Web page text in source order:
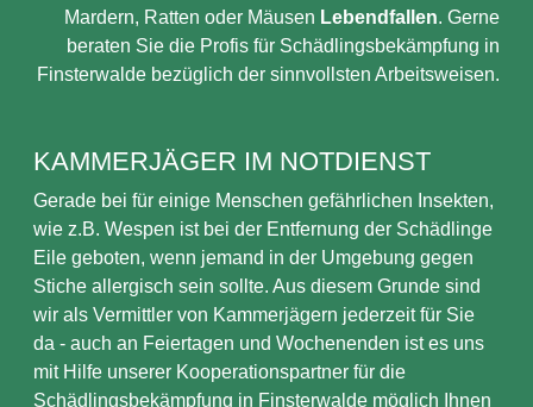
Mardern, Ratten oder Mäusen Lebendfallen. Gerne
beraten Sie die Profis für Schädlingsbekämpfung in
Finsterwalde bezüglich der sinnvollsten Arbeitsweisen.
KAMMERJÄGER IM NOTDIENST
Gerade bei für einige Menschen gefährlichen Insekten,
wie z.B. Wespen ist bei der Entfernung der Schädlinge
Eile geboten, wenn jemand in der Umgebung gegen
Stiche allergisch sein sollte. Aus diesem Grunde sind
wir als Vermittler von Kammerjägern jederzeit für Sie
da - auch an Feiertagen und Wochenenden ist es uns
mit Hilfe unserer Kooperationspartner für die
Schädlingsbekämpfung in Finsterwalde möglich Ihnen